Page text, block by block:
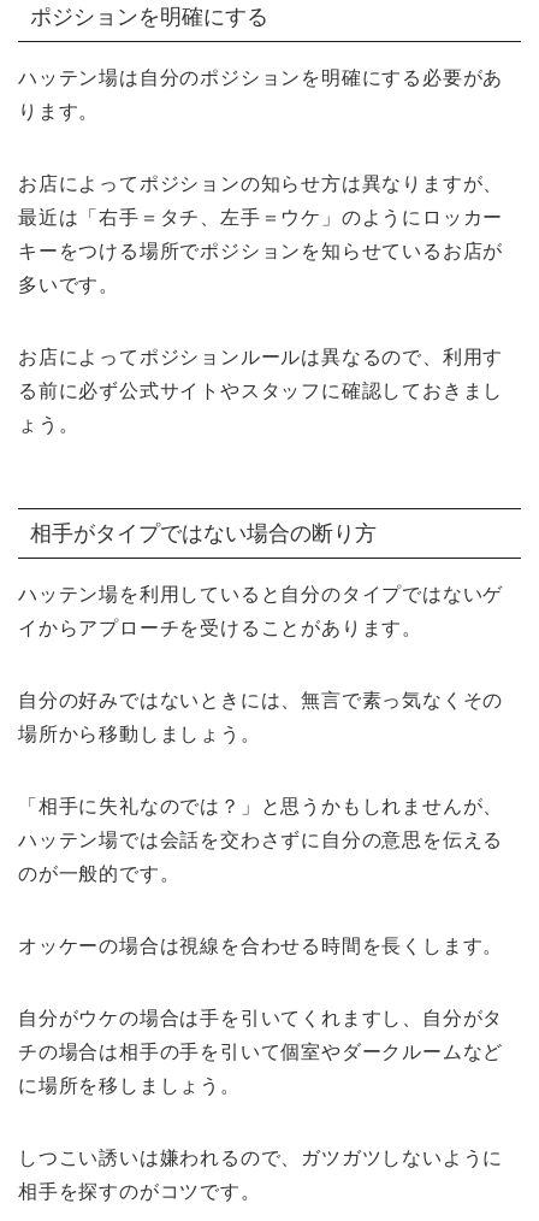
ポジションを明確にする
ハッテン場は自分のポジションを明確にする必要があ
ります。
お店によってポジションの知らせ方は異なりますが、
最近は「右手＝タチ、左手＝ウケ」のようにロッカー
キーをつける場所でポジションを知らせているお店が
多いです。
お店によってポジションルールは異なるので、利用す
る前に必ず公式サイトやスタッフに確認しておきまし
ょう。
相手がタイプではない場合の断り方
ハッテン場を利用していると自分のタイプではないゲ
イからアプローチを受けることがあります。
自分の好みではないときには、無言で素っ気なくその
場所から移動しましょう。
「相手に失礼なのでは？」と思うかもしれませんが、
ハッテン場では会話を交わさずに自分の意思を伝える
のが一般的です。
オッケーの場合は視線を合わせる時間を長くします。
自分がウケの場合は手を引いてくれますし、自分がタ
チの場合は相手の手を引いて個室やダークルームなど
に場所を移しましょう。
しつこい誘いは嫌われるので、ガツガツしないように
相手を探すのがコツです。